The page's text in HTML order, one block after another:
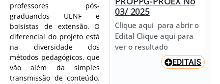
professores pós-
graduandos UENF e
bolsistas de extensão. O
diferencial do projeto está
na diversidade dos
métodos pedagógicos, que
vão além da simples
transmissão de conteúdo.
03/ 2025
Clique aqui para abrir o
Edital Clique aqui para
ver o resultado
EDITAIS